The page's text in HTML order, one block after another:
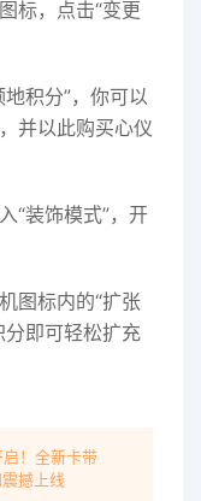
标，点击“变更
积分”，你可以
并以此购买心仪
“装饰模式”，开
图标内的“扩张
分即可轻松扩充
！全新卡带
撼上线